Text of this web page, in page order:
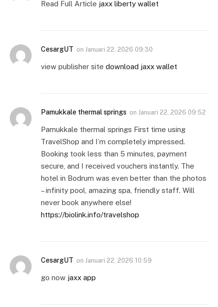
Read Full Article jaxx liberty wallet
CesargUT on Januari 22, 2026 09:30
view publisher site download jaxx wallet
Pamukkale thermal springs on Januari 22, 2026 09:52
Pamukkale thermal springs First time using
TravelShop and I’m completely impressed.
Booking took less than 5 minutes, payment
secure, and I received vouchers instantly. The
hotel in Bodrum was even better than the photos
– infinity pool, amazing spa, friendly staff. Will
never book anywhere else!
https://biolink.info/travelshop
CesargUT on Januari 22, 2026 10:59
go now jaxx app